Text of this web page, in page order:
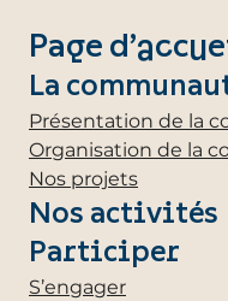
Page
La
Présentation de la
Organisation de la
Nos projets
Nos activités
Participer
S’engager